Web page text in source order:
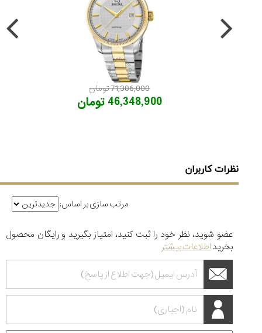
71,306,000 تومان
46,348,900 تومان
نظرات کاربران
مرتب سازی بر اساس:
عضو شوید، نظر خود را ثبت کنید، امتیاز بگیرید و رایگان محصول
بخریداطلاعات بیشتر